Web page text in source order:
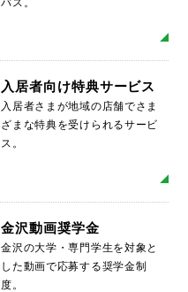
バス。
入居者向け特典サービス
入居者さまが地域の店舗でさま
ざまな特典を受けられるサービ
ス。
金沢動画奨学金
金沢の大学・専門学生を対象と
した動画で応募する奨学金制
度。